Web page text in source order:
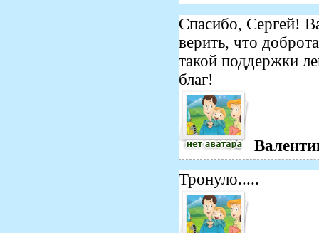
Спасибо, Сергей!
верить, что
такой поддержки
благ!
Тронуло.....